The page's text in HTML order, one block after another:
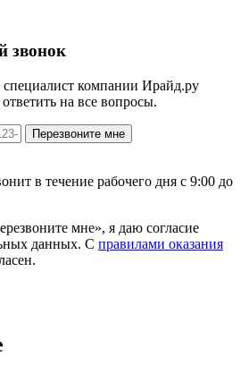
звонок
компании Ирайд.ру
на все вопросы.
Перезвоните мне
в течение рабочего дня с 9:00 до
мне», я даю согласие
данных. С правилами оказания